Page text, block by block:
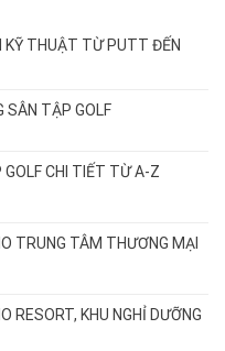
KỸ THUẬT TỪ PUTT ĐẾN
SÂN TẬP GOLF
GOLF CHI TIẾT TỪ A-Z
TRUNG TÂM THƯƠNG MẠI
RESORT, KHU NGHỈ DƯỠNG